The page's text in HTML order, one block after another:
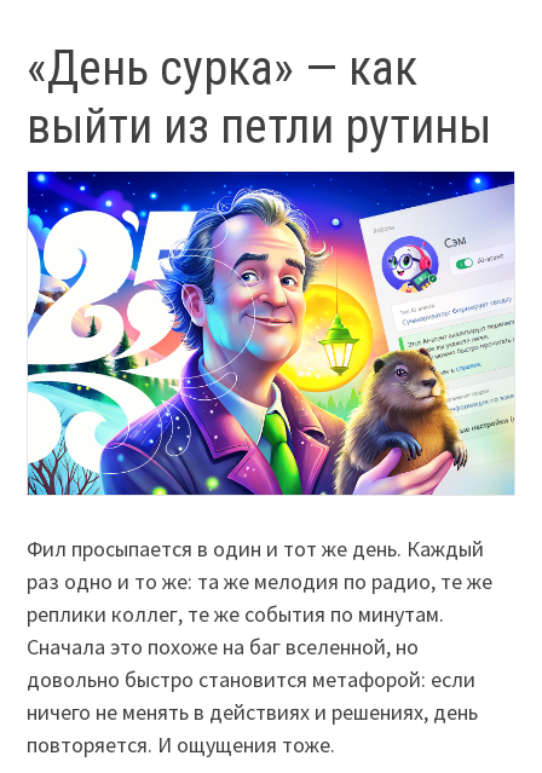
«День сурка» — как
выйти из петли рутины
Фил просыпается в один и тот же день. Каждый
раз одно и то же: та же мелодия по радио, те же
реплики коллег, те же события по минутам.
Сначала это похоже на баг вселенной, но
довольно быстро становится метафорой: если
ничего не менять в действиях и решениях, день
повторяется. И ощущения тоже.